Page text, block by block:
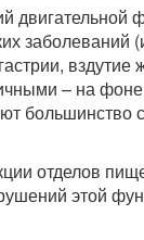
двигательной
– на
большинство
отделов
этой